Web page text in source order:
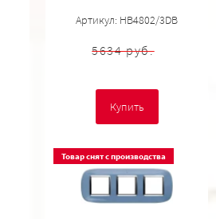
Артикул: HB4802/3DB
5634 руб.
Купить
Товар снят с производства